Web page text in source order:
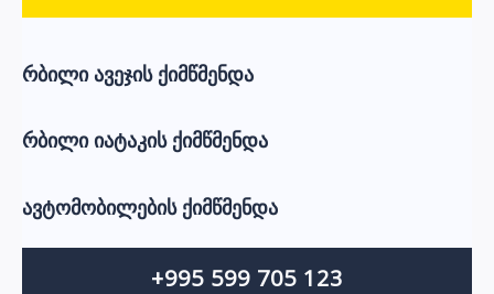
h
r
რბილი ავეჯის ქიმწმენდა
რბილი იატაკის ქიმწმენდა
ავტომობილების ქიმწმენდა
+995 599 705 123